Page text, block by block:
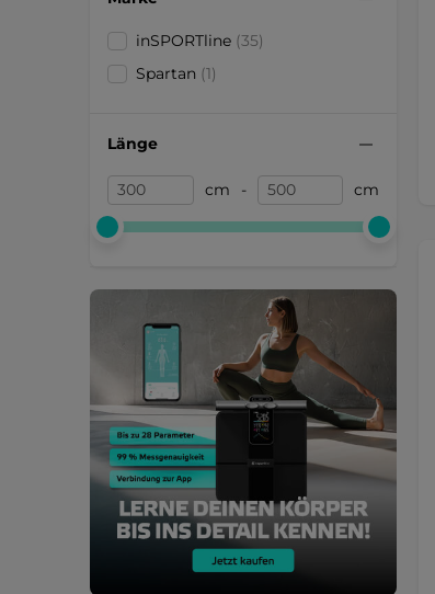
inSPORTline (35)
Spartan (1)
Länge
cm - cm